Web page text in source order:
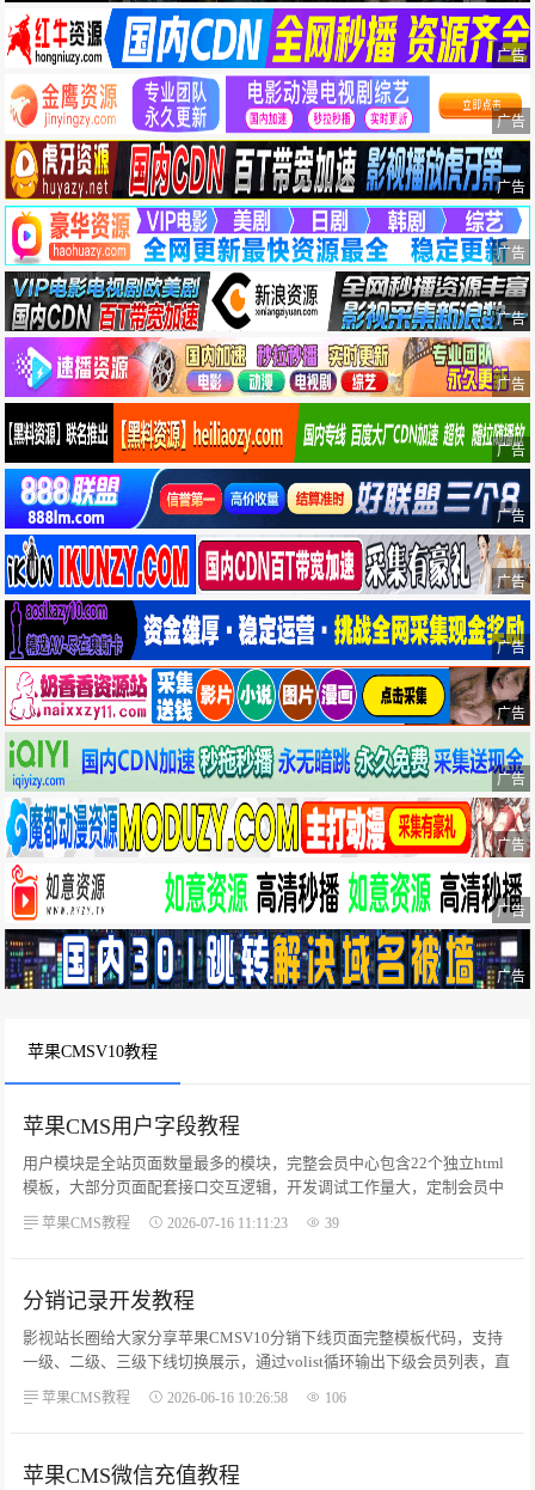
广告
广告
广告
广告
广告
广告
广告
广告
广告
广告
广告
广告
广告
广告
广告
苹果CMSV10教程
苹果CMS用户字段教程
用户模块是全站页面数量最多的模块，完整会员中心包含22个独立html
模板，大部分页面配套接口交互逻辑，开发调试工作量大，定制会员中
model('User')模型mid值：6，模板使用 {$maccms.mid} 获取当前模型mid
苹果CMS教程 2026-07-16 11:11:23 39
分销记录开发教程
​影视站长圈给大家分享苹果CMSV10分销下线页面完整模板代码，支持
一级、二级、三级下线切换展示，通过volist循环输出下级会员列表，直
苹果CMS教程 2026-06-16 10:26:58 106
苹果CMS微信充值教程